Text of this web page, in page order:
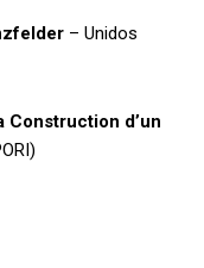
– Unidos
Construction d’un